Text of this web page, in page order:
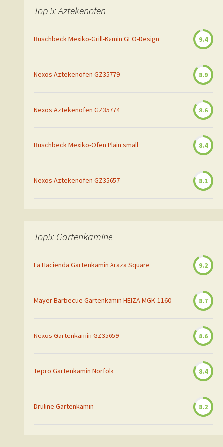
Top 5: Aztekenofen
Buschbeck Mexiko-Grill-Kamin GEO-Design 9.4
Nexos Aztekenofen GZ35779 8.9
Nexos Aztekenofen GZ35774 8.6
Buschbeck Mexiko-Ofen Plain small 8.4
Nexos Aztekenofen GZ35657 8.1
Top5: Gartenkamine
La Hacienda Gartenkamin Araza Square 9.2
Mayer Barbecue Gartenkamin HEIZA MGK-1160 8.7
Nexos Gartenkamin GZ35659 8.6
Tepro Gartenkamin Norfolk 8.4
Druline Gartenkamin 8.2